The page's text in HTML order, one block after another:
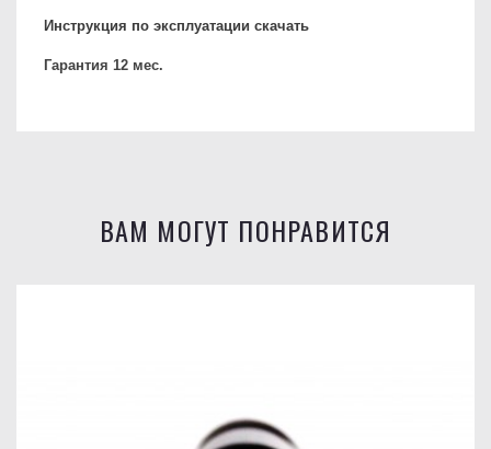
Инструкция по эксплуатации скачать
Гарантия 12 мес.
ВАМ МОГУТ ПОНРАВИТСЯ